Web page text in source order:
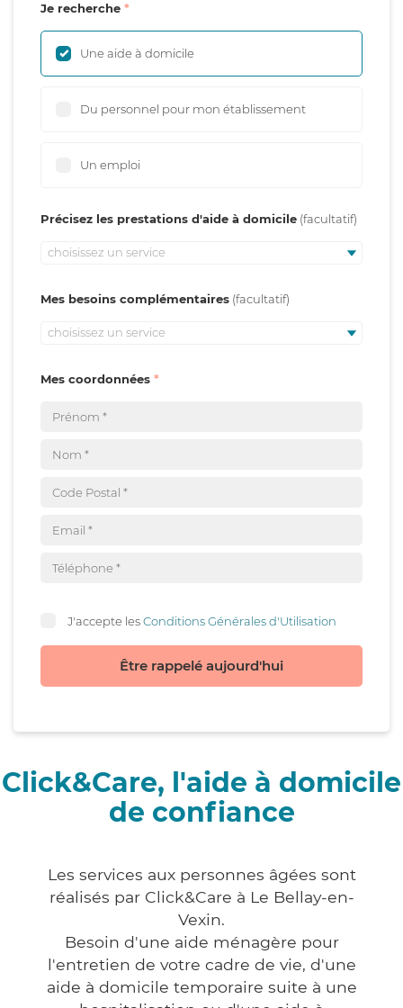
Je recherche
Une aide à domicile
Du personnel pour mon établissement
Un emploi
Précisez les prestations d'aide à domicile
choisissez un service
Mes besoins complémentaires
choisissez un service
Mes coordonnées
J'accepte lesConditions Générales d'Utilisation
Être rappelé aujourd'hui
Click&Care, l'aide à domicile
de confiance
Les services aux personnes âgées sont
réalisés par Click&Care à Le Bellay-en-
Vexin.
Besoin d'une aide ménagère pour
l'entretien de votre cadre de vie, d'une
aide à domicile temporaire suite à une